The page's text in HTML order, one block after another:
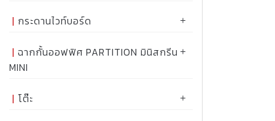
กระดานไวท์บอร์ด
ฉากกั้นออฟฟิศ PARTITION มินิสกรีน
MINI
โต๊ะ